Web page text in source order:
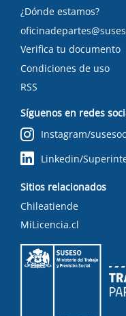
¿Dónde estamos?
Verifica tu documento
Condiciones de uso
RSS
Síguenos en redes
Instagram/
Linkedin/
Sitios relacionados
Chileatiende
MiLicencia.cl